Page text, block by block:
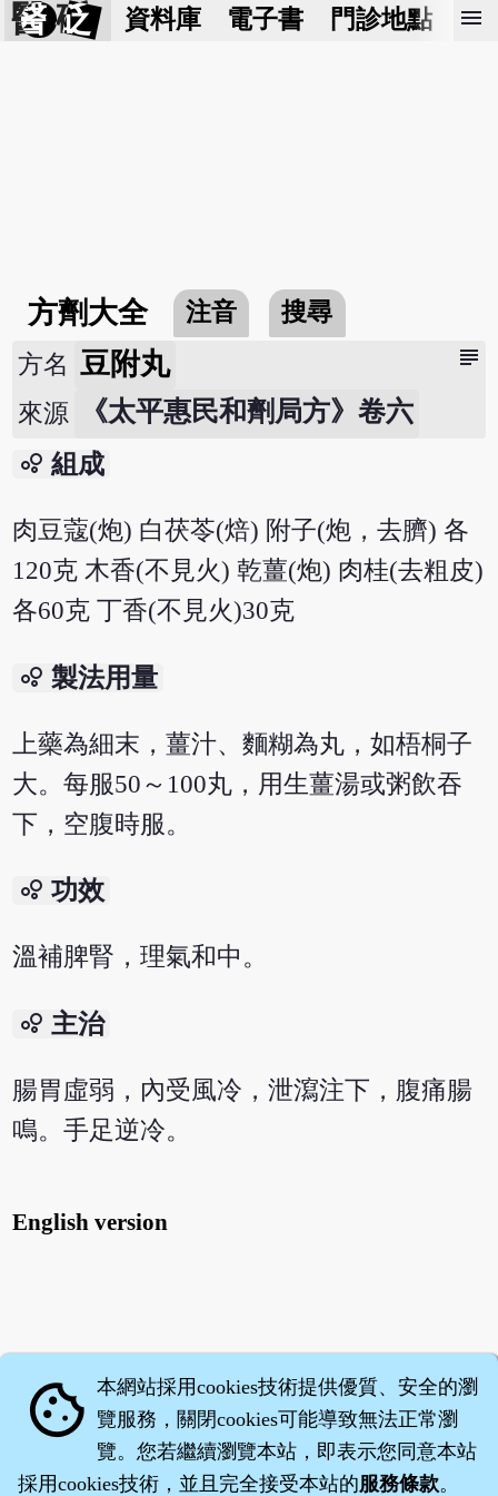
醫 砭 資料庫 電子書 門診地點 預
menu
方劑大全 注音 搜尋
subject
方名 豆附丸
來源 《太平惠民和劑局方》卷六
bubble_chart 組成
肉豆蔻(炮) 白茯苓(焙) 附子(炮，去臍) 各
120克 木香(不見火) 乾薑(炮) 肉桂(去粗皮)
各60克 丁香(不見火)30克
bubble_chart 製法用量
上藥為細末，薑汁、麵糊為丸，如梧桐子
大。每服50～100丸，用生薑湯或粥飲吞
下，空腹時服。
bubble_chart 功效
溫補脾腎，理氣和中。
bubble_chart 主治
腸胃虛弱，內受風冷，泄瀉注下，腹痛腸
鳴。手足逆冷。
English version
cookie 本網站採用cookies技術提供優質、安全的瀏
覽服務，關閉cookies可能導致無法正常瀏
覽。您若繼續瀏覽本站，即表示您同意本站
採用cookies技術，並且完全接受本站的服務條款。